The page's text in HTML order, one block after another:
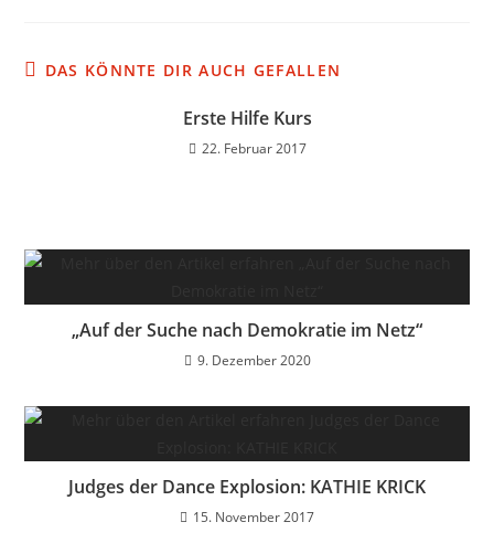
DAS KÖNNTE DIR AUCH GEFALLEN
Erste Hilfe Kurs
22. Februar 2017
„Auf der Suche nach Demokratie im Netz“
9. Dezember 2020
Judges der Dance Explosion: KATHIE KRICK
15. November 2017